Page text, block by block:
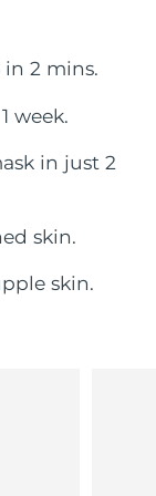
in 2 mins.
week.
in just 2
skin.
skin.